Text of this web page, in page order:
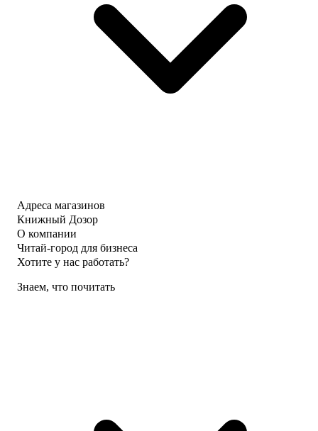
Адреса магазинов
Книжный Дозор
О компании
Читай-город для бизнеса
Хотите у нас работать?
Знаем, что почитать